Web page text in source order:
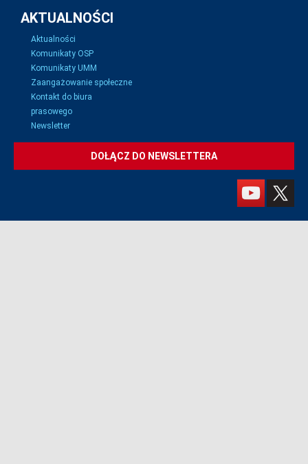
AKTUALNOŚCI
Aktualności
Komunikaty OSP
Komunikaty UMM
Zaangażowanie społeczne
Kontakt do biura
prasowego
Newsletter
DOŁĄCZ DO NEWSLETTERA